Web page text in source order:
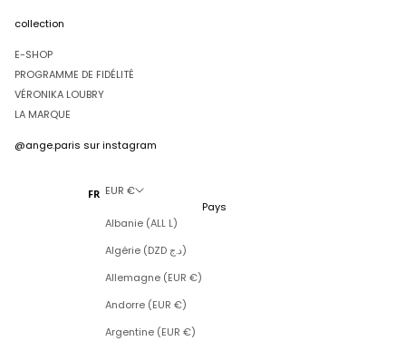
collection
E-SHOP
PROGRAMME DE FIDÉLITÉ
VÉRONIKA LOUBRY
LA MARQUE
@ange.paris sur instagram
FR EUR €
Pays
Albanie (ALL L)
Algérie (DZD د.ج)
Allemagne (EUR €)
Andorre (EUR €)
Argentine (EUR €)